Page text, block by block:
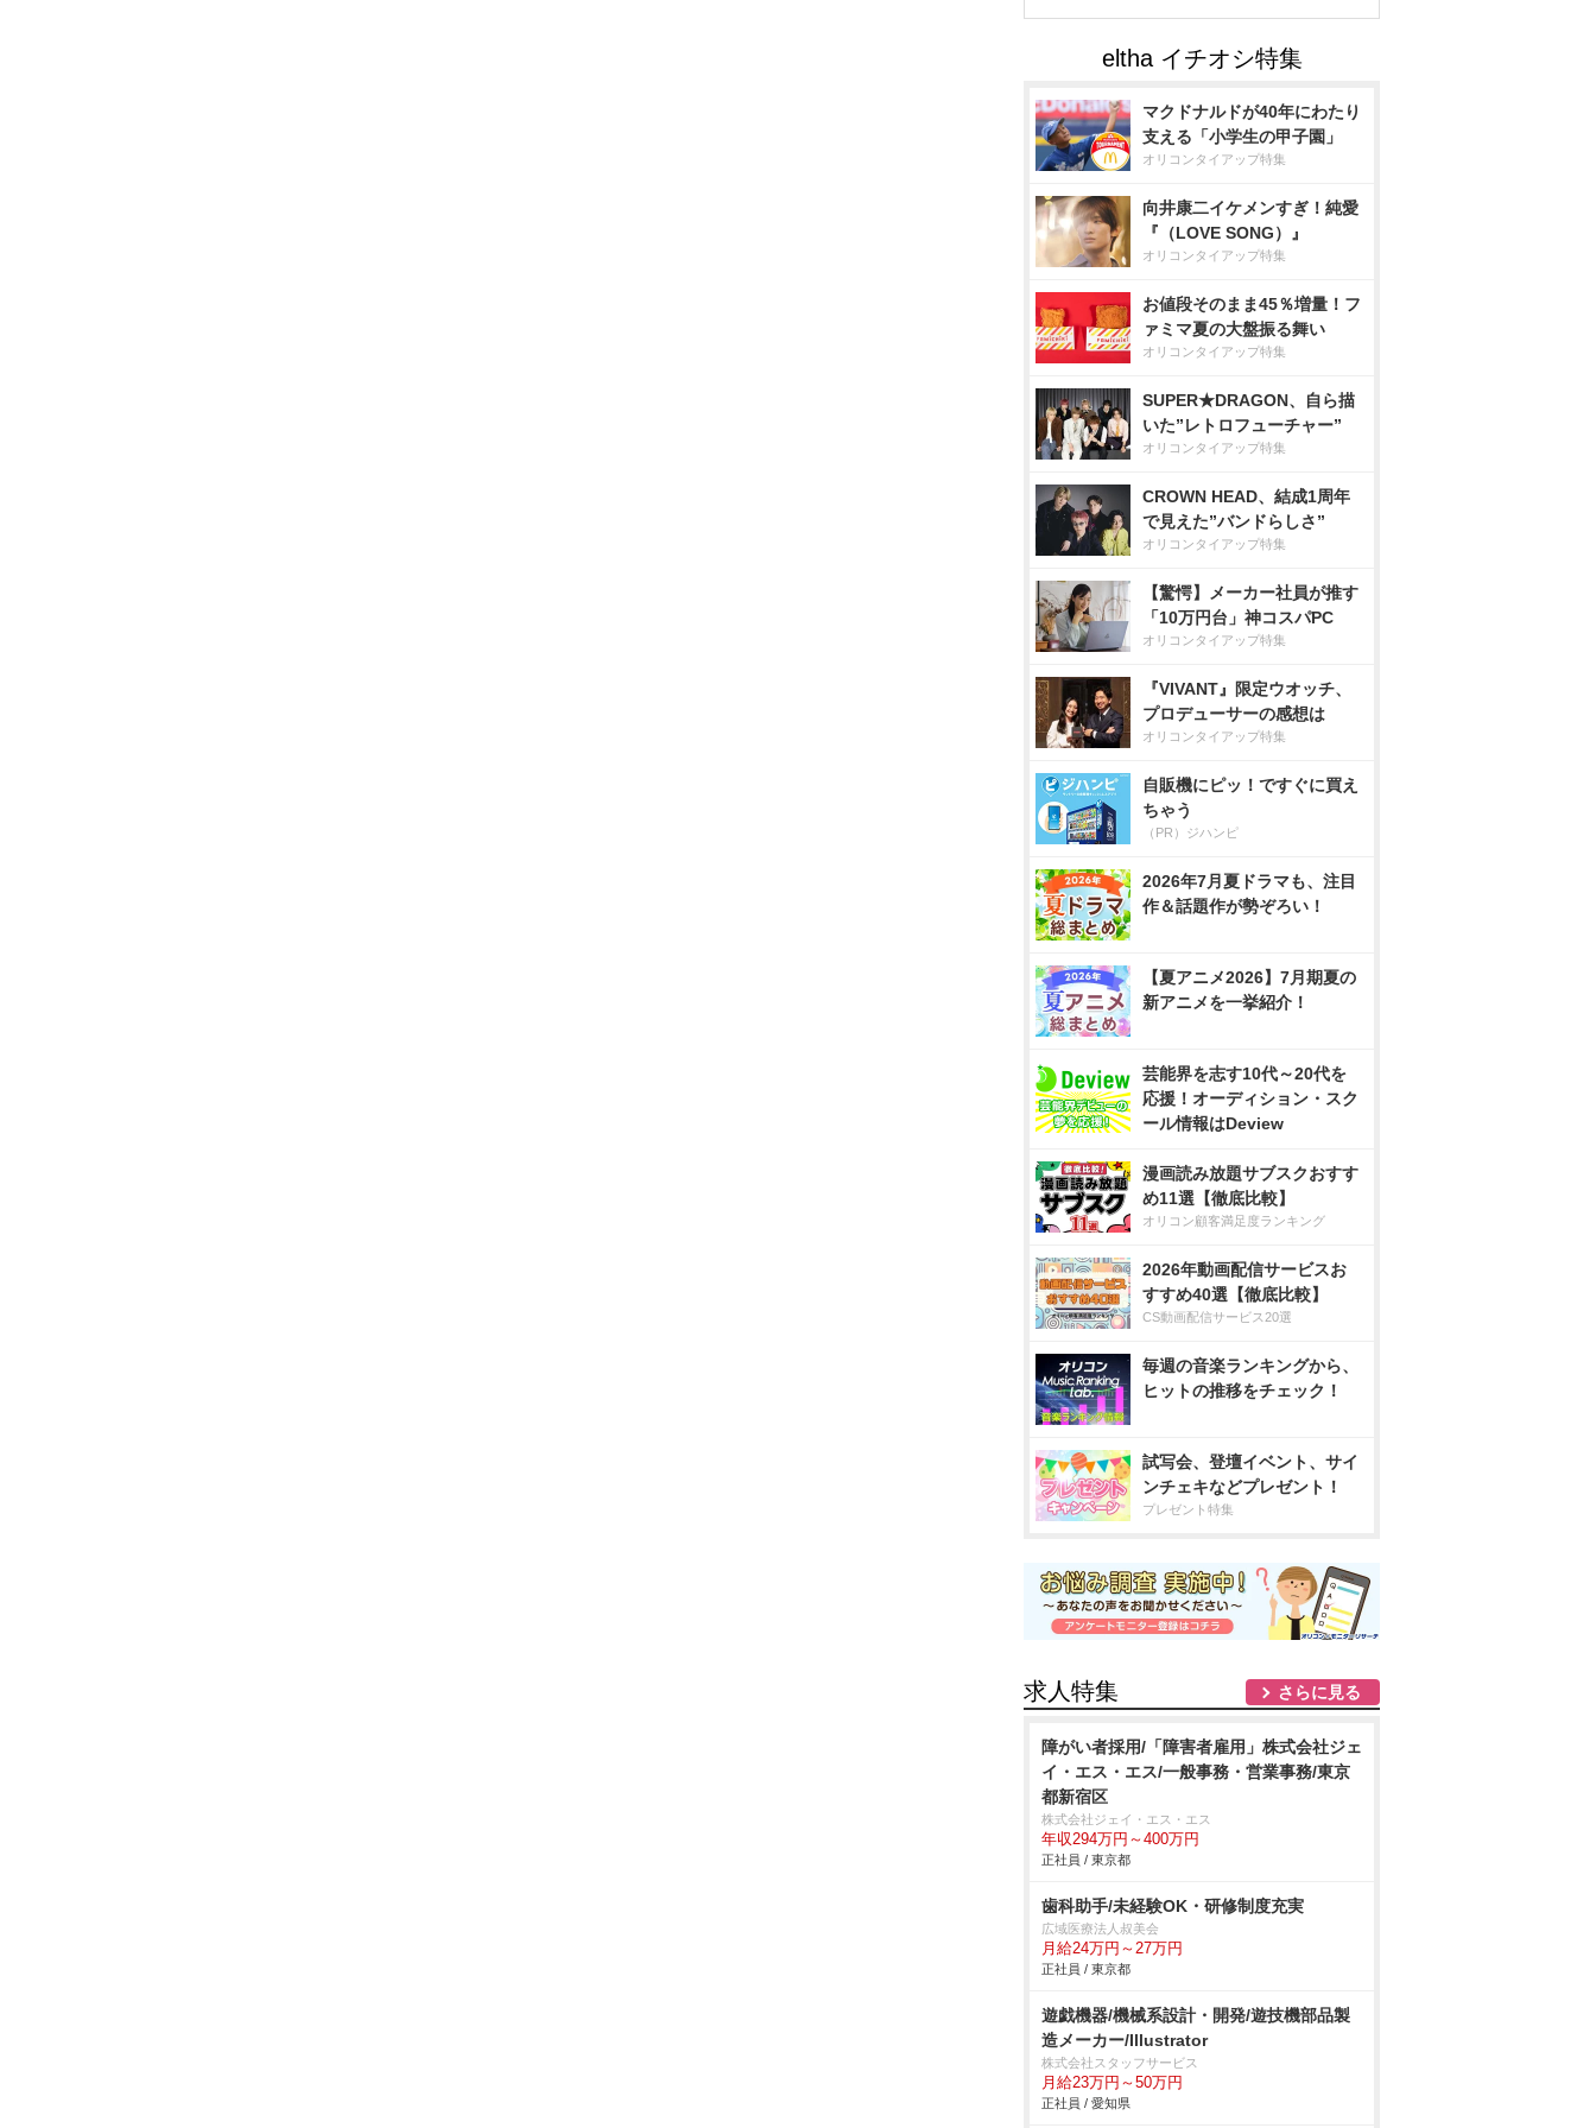
マクドナルドが40年にわたり
支える「小学生の甲子園」
オリコンタイアップ特集
向井康二イケメンすぎ！純愛
『（LOVE SONG）』
オリコンタイアップ特集
お値段そのまま45％増量！フ
ァミマ夏の大盤振る舞い
オリコンタイアップ特集
SUPER★DRAGON、自ら描
いた”レトロフューチャー”
オリコンタイアップ特集
CROWN HEAD、結成1周年
で見えた”バンドらしさ”
オリコンタイアップ特集
【驚愕】メーカー社員が推す
「10万円台」神コスパPC
オリコンタイアップ特集
『VIVANT』限定ウオッチ、
プロデューサーの感想は
オリコンタイアップ特集
自販機にピッ！ですぐに買え
ちゃう
（PR）ジハンピ
2026年7月夏ドラマも、注目
作＆話題作が勢ぞろい！
【夏アニメ2026】7月期夏の
新アニメを一挙紹介！
芸能界を志す10代～20代を
応援！オーディション・スク
ール情報はDeview
漫画読み放題サブスクおすす
め11選【徹底比較】
オリコン顧客満足度ランキング
2026年動画配信サービスお
すすめ40選【徹底比較】
CS動画配信サービス20選
毎週の音楽ランキングから、
ヒットの推移をチェック！
試写会、登壇イベント、サイ
ンチェキなどプレゼント！
プレゼント特集
求人特集 さらに見る
障がい者採用/「障害者雇用」株式会社ジェ
イ・エス・エス/一般事務・営業事務/東京
都新宿区
株式会社ジェイ・エス・エス
年収294万円～400万円
正社員 / 東京都
歯科助手/未経験OK・研修制度充実
広域医療法人叔美会
月給24万円～27万円
正社員 / 東京都
遊戯機器/機械系設計・開発/遊技機部品製
造メーカー/Illustrator
株式会社スタッフサービス
月給23万円～50万円
正社員 / 愛知県